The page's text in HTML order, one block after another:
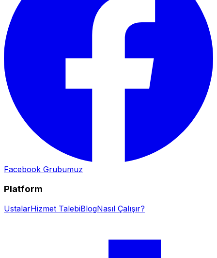
Facebook Grubumuz
Platform
UstalarHizmet TalebiBlogNasıl Çalışır?